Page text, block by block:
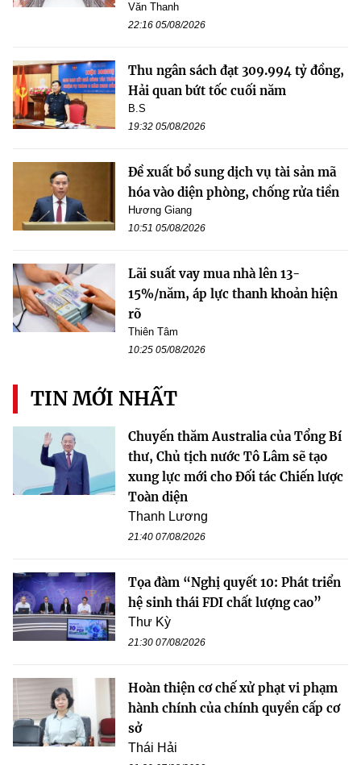
Văn Thanh
22:16 05/08/2026
Thu ngân sách đạt 309.994 tỷ đồng,
Hải quan bứt tốc cuối năm
B.S
19:32 05/08/2026
Đề xuất bổ sung dịch vụ tài sản mã
hóa vào diện phòng, chống rửa tiền
Hương Giang
10:51 05/08/2026
Lãi suất vay mua nhà lên 13-
15%/năm, áp lực thanh khoản hiện
rõ
Thiên Tâm
10:25 05/08/2026
TIN MỚI NHẤT
Chuyến thăm Australia của Tổng Bí
thư, Chủ tịch nước Tô Lâm sẽ tạo
xung lực mới cho Đối tác Chiến lược
Toàn diện
Thanh Lương
21:40 07/08/2026
Tọa đàm “Nghị quyết 10: Phát triển
hệ sinh thái FDI chất lượng cao”
Thư Kỳ
21:30 07/08/2026
Hoàn thiện cơ chế xử phạt vi phạm
hành chính của chính quyền cấp cơ
sở
Thái Hải